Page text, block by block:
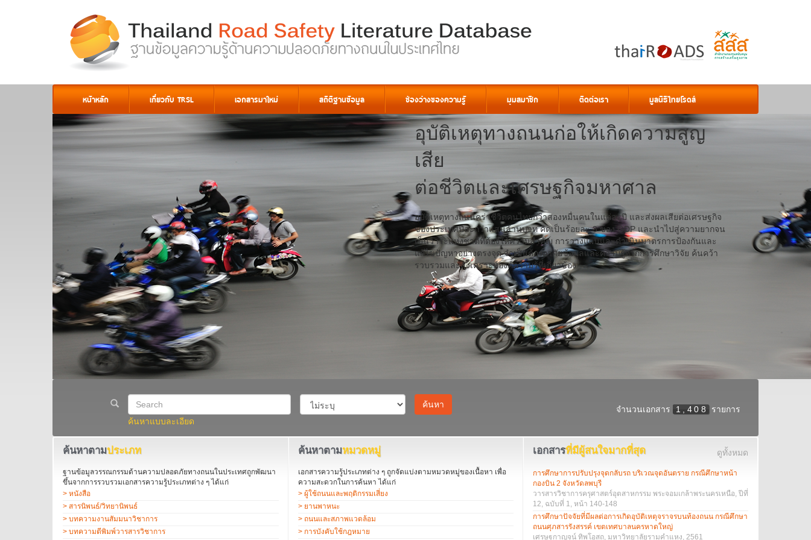
หน้าหลัก เกี่ยวกับ TRSL เอกสารมาใหม่ สถิติฐานข้อมูล ช่องว่างของความรู้ มุมสมาชิก ติดต่อเรา มูลนิธิไทยโรดส์
อุบัติเหตุทางถนนก่อให้เกิดความสูญ
เสีย
ต่อชีวิตและเศรษฐกิจมหาศาล
อุบัติเหตุทางถนนคร่าชีวิตคนไทยกว่าสองหมื่นคนในแต่ละปี และส่งผลเสียต่อเศรษฐกิจ
ของประเทศปีละกว่าแสนล้านบาท คิดเป็นร้อยละ 3 ของ GDP และนำไปสู่ความยากจน
เป็นวาระแห่งชาติที่ต้องให้ความสำคัญ การวางแผนและดำเนินมาตรการป้องกันและ
แก้ไขปัญหาอย่างตรงจุด จำเป็นต้องอาศัยข้อมูลและความรู้จากการศึกษาวิจัย ค้นคว้า
รวบรวมและสังเคราะห์องค์ความรู้ที่เกี่ยวข้อง
ค้นหา จำนวนเอกสาร 1,408
รายการ
ค้นหาแบบละเอียด
ค้นหาตามประเภท
ฐานข้อมูลวรรณกรรมด้านความปลอดภัยทางถนนในประเทศถูกพัฒนา
ขึ้นจากการรวบรวมเอกสารความรู้ประเภทต่าง ๆ ได้แก่
> หนังสือ
> สารนิพนธ์/วิทยานิพนธ์
> บทความงานสัมมนาวิชาการ
> บทความตีพิมพ์วารสารวิชาการ
ค้นหาตามหมวดหมู่
เอกสารความรู้ประเภทต่าง ๆ ถูกจัดแบ่งตามหมวดหมู่ของเนื้อหา เพื่อ
ความสะดวกในการค้นหา ได้แก่
> ผู้ใช้ถนนและพฤติกรรมเสี่ยง
> ยานพาหนะ
> ถนนและสภาพแวดล้อม
> การบังคับใช้กฎหมาย
เอกสารที่มีผู้สนใจมากที่สุด ดูทั้งหมด
การศึกษาการปรับปรุงจุดกลับรถ บริเวณจุดอันตราย กรณีศึกษาหน้า
กองบิน 2 จังหวัดลพบุรี
วารสารวิชาการครุศาสตร์อุตสาหกรรม พระจอมเกล้าพระนครเหนือ, ปีที่
12, ฉบับที่ 1, หน้า 140-148
การศึกษาปัจจัยที่มีผลต่อการเกิดอุบัติเหตุจราจรบนท้องถนน กรณีศึกษา
ถนนศุภสารรังสรรค์ เขตเทศบาลนครหาดใหญ่
เศรษฐกาญจน์ ทิพโอสถ, มหาวิทยาลัยรามคำแหง, 2561